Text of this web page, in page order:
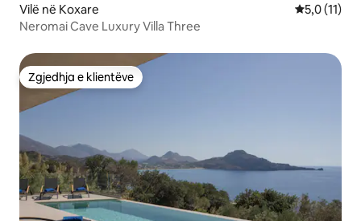
Vilë në Koxare Vlerësimi
5,0 (11)
Neromai Cave Luxury Villa Three
Zgjedhja e klientëve
Zgjedhja e klientëve